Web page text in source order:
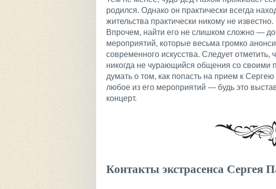
родился. Однако он практически всегда
жительства практически никому не известно.
Впрочем, найти его не слишком сложно —
мероприятий, которые весьма громко
современного искусства. Следует
никогда не чурающийся общения со своими
думать о том, как попасть на прием к
любое из его мероприятий — будь это
концерт.
Контакты экстрасенса Сергея